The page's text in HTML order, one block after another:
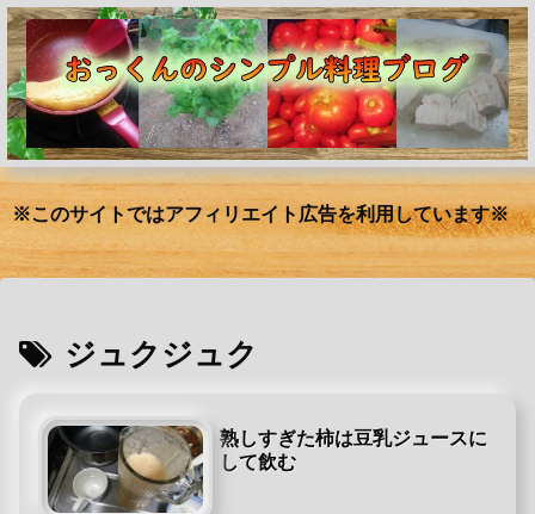
※このサイトではアフィリエイト広告を利用しています※
ジュクジュク
熟しすぎた柿は豆乳ジュースに
して飲む